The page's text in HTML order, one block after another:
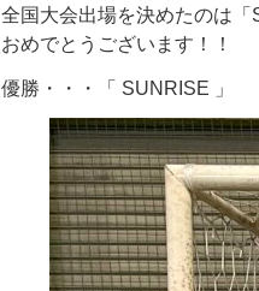
全国大会出場を決めたのは
おめでとうございます！！
優勝・・・「 SUNRISE 」